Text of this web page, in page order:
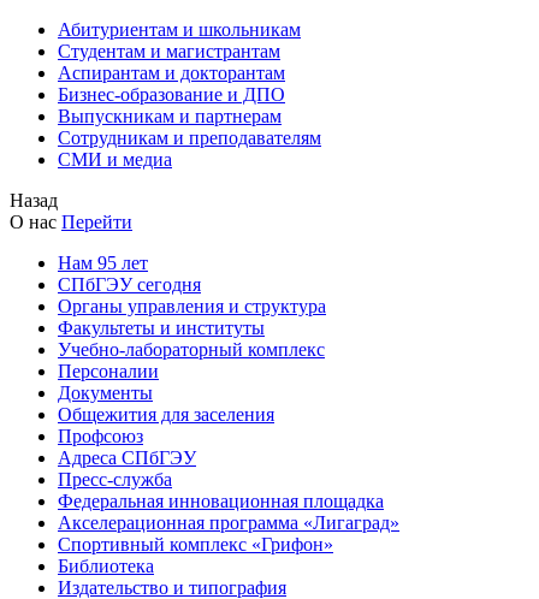
Абитуриентам и школьникам
Студентам и магистрантам
Аспирантам и докторантам
Бизнес-образование и ДПО
Выпускникам и партнерам
Сотрудникам и преподавателям
СМИ и медиа
Назад
О нас Перейти
Нам 95 лет
СПбГЭУ сегодня
Органы управления и структура
Факультеты и институты
Учебно-лабораторный комплекс
Персоналии
Документы
Общежития для заселения
Профсоюз
Адреса СПбГЭУ
Пресс-служба
Федеральная инновационная площадка
Акселерационная программа «Лигаград»­­
Спортивный комплекс «Грифон»
Библиотека
Издательство и типография